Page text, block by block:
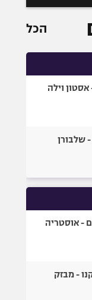
הכל
אסטון וילה
שלבורן
- אוסטריה
- מבזק